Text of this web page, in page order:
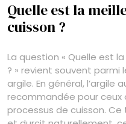
Quelle est la
cuisson ?
La question « Quelle est
? » revient souvent
argile. En général,
recommandée pour ceux
processus de cuisson. Ce